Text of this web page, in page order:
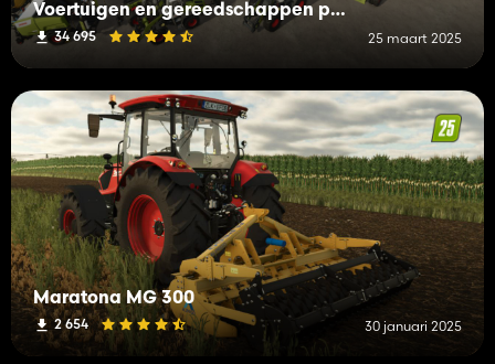
Voertuigen en gereedschappen pakken A-C in
34 695 25 maart 2025
Maratona MG 300
2 654 30 januari 2025